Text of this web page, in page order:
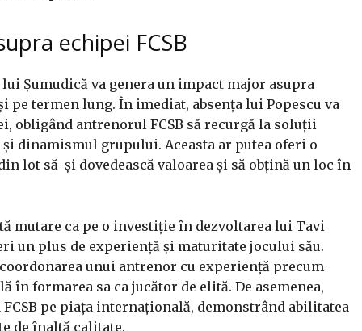
echipei FCSB
Șumudică va genera un impact major asupra
pe termen lung. În imediat, absența lui Popescu va
obligând antrenorul FCSB să recurgă la soluții
dinamismul grupului. Aceasta ar putea oferi o
lot să-și dovedească valoarea și să obțină un loc în
mutare ca pe o investiție în dezvoltarea lui Tavi
un plus de experiență și maturitate jocului său.
unui antrenor cu experiență precum
în formarea sa ca jucător de elită. De asemenea,
pe piața internațională, demonstrând abilitatea
de înaltă calitate.